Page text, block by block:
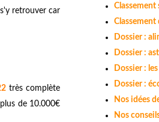
retrouver car
très complète
de 10.000€
Classement
Dossier :
Dossier :
Dossier :
Dossier :
Nos idées
Nos